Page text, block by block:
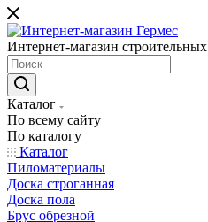
Интернет-магазин
Каталог
По всему сайту
По каталогу
Каталог
Пиломатериалы
Доска строганная
Доска пола
Брус обрезной